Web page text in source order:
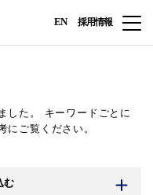
EN 採用情報
した。
キーワードごとに
にご覧ください。
む